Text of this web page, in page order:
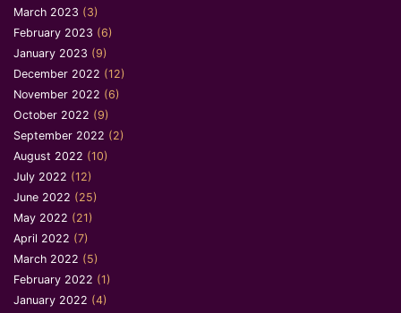
March 2023 (3)
February 2023 (6)
January 2023 (9)
December 2022 (12)
November 2022 (6)
October 2022 (9)
September 2022 (2)
August 2022 (10)
July 2022 (12)
June 2022 (25)
May 2022 (21)
April 2022 (7)
March 2022 (5)
February 2022 (1)
January 2022 (4)